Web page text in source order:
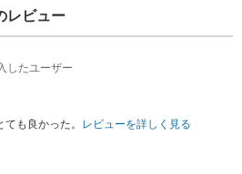
レビュー
したユーザー
ても良かった。 レビューを詳しく見る